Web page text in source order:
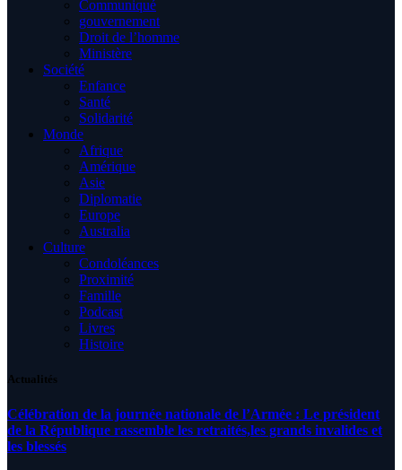
Communiqué
gouvernement
Droit de l’homme
Ministère
Société
Enfance
Santé
Solidarité
Monde
Afrique
Amérique
Asie
Diplomatie
Europe
Australia
Culture
Condoléances
Proximité
Famille
Podcast
Livres
Histoire
Actualités
Célébration de la journée nationale de l’Armée : Le président
de la République rassemble les retraités,les grands invalides et
les blessés